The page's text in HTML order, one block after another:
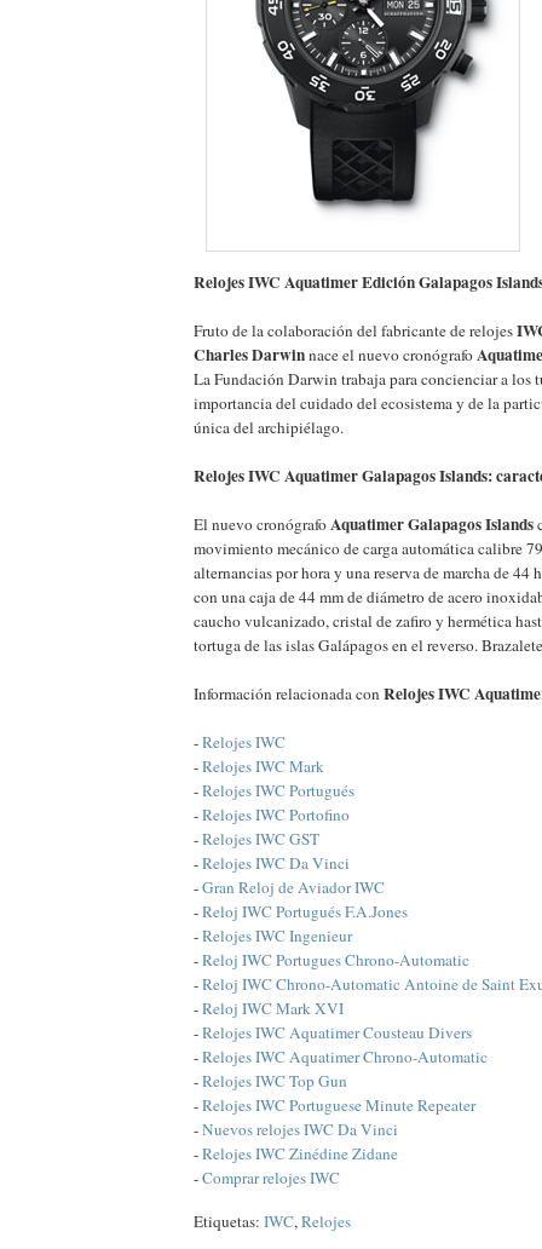
Relojes IWC Aquatimer Edición Galapagos
Fruto de la colaboración del fabricante de relojes
Charles Darwinnace el nuevo cronógrafo
La Fundación Darwin trabaja para concienciar a los
importancia del cuidado del ecosistema y de la
única del archipiélago.
Relojes IWC Aquatimer Galapagos Islands:
El nuevo cronógrafoAquatimer Galapagos Islands
movimiento mecánico de carga automática calibre
alternancias por hora y una reserva de marcha de 44
con una caja de 44 mm de diámetro de acero
caucho vulcanizado, cristal de zafiro y hermética
tortuga de las islas Galápagos en el reverso.
Información relacionada con Relojes IWC
-Relojes IWC
-Relojes IWC Mark
-Relojes IWC Portugués
-Relojes IWC Portofino
-Relojes IWC GST
-Relojes IWC Da Vinci
-Gran Reloj de Aviador IWC
-Reloj IWC Portugués F.A.Jones
-Relojes IWC Ingenieur
-Reloj IWC Portugues Chrono-Automatic
-Reloj IWC Chrono-Automatic Antoine de Saint
-Reloj IWC Mark XVI
-Relojes IWC Aquatimer Cousteau Divers
-Relojes IWC Aquatimer Chrono-Automatic
-Relojes IWC Top Gun
-Relojes IWC Portuguese Minute Repeater
-Nuevos relojes IWC Da Vinci
-Relojes IWC Zinédine Zidane
-Comprar relojes IWC
Etiquetas: IWC,Relojes